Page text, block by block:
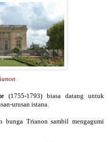
(1755-1793) biasa datang untuk
urusan istana.
bunga Trianon sambil mengagumi